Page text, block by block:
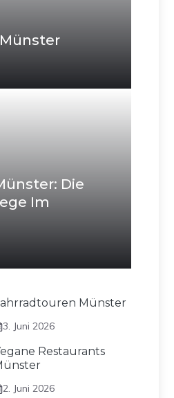
Die
Im
Münster
3. Juni 2026
Restaurants
2. Juni 2026